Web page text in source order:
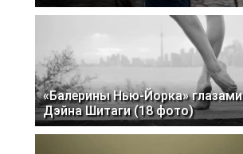
«Балерины Нью-Йорка» глазами
Дэйна Шитаги (18 фото)